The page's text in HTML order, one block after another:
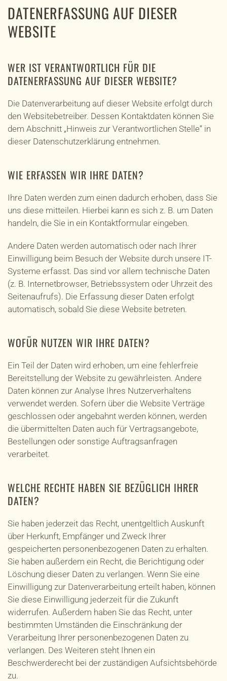
DATENERFASSUNG AUF DIESER
WEBSITE
WER IST VERANTWORTLICH FÜR DIE
DATENERFASSUNG AUF DIESER WEBSITE?
Die Datenverarbeitung auf dieser Website erfolgt durch
den Websitebetreiber. Dessen Kontaktdaten können Sie
dem Abschnitt „Hinweis zur Verantwortlichen Stelle“ in
dieser Datenschutzerklärung entnehmen.
WIE ERFASSEN WIR IHRE DATEN?
Ihre Daten werden zum einen dadurch erhoben, dass Sie
uns diese mitteilen. Hierbei kann es sich z. B. um Daten
handeln, die Sie in ein Kontaktformular eingeben.
Andere Daten werden automatisch oder nach Ihrer
Einwilligung beim Besuch der Website durch unsere IT-
Systeme erfasst. Das sind vor allem technische Daten
(z. B. Internetbrowser, Betriebssystem oder Uhrzeit des
Seitenaufrufs). Die Erfassung dieser Daten erfolgt
automatisch, sobald Sie diese Website betreten.
WOFÜR NUTZEN WIR IHRE DATEN?
Ein Teil der Daten wird erhoben, um eine fehlerfreie
Bereitstellung der Website zu gewährleisten. Andere
Daten können zur Analyse Ihres Nutzerverhaltens
verwendet werden. Sofern über die Website Verträge
geschlossen oder angebahnt werden können, werden
die übermittelten Daten auch für Vertragsangebote,
Bestellungen oder sonstige Auftragsanfragen
verarbeitet.
WELCHE RECHTE HABEN SIE BEZÜGLICH IHRER
DATEN?
Sie haben jederzeit das Recht, unentgeltlich Auskunft
über Herkunft, Empfänger und Zweck Ihrer
gespeicherten personenbezogenen Daten zu erhalten.
Sie haben außerdem ein Recht, die Berichtigung oder
Löschung dieser Daten zu verlangen. Wenn Sie eine
Einwilligung zur Datenverarbeitung erteilt haben, können
Sie diese Einwilligung jederzeit für die Zukunft
widerrufen. Außerdem haben Sie das Recht, unter
bestimmten Umständen die Einschränkung der
Verarbeitung Ihrer personenbezogenen Daten zu
verlangen. Des Weiteren steht Ihnen ein
Beschwerderecht bei der zuständigen Aufsichtsbehörde
zu.